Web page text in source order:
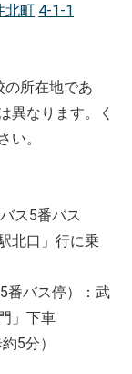
北町 4-1-1
の所在地であ
異なります。
く
い。
ス5番バス
北口」 行に乗
バス停）：武
」下車
5分）